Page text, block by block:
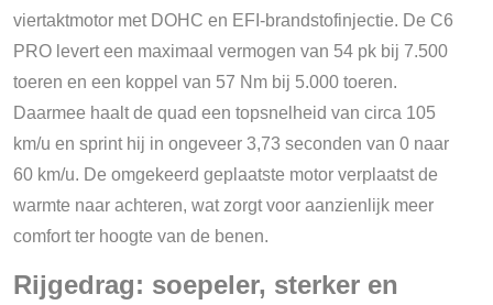
viertaktmotor met DOHC en EFI-brandstofinjectie. De C6
PRO levert een maximaal vermogen van 54 pk bij 7.500
toeren en een koppel van 57 Nm bij 5.000 toeren.
Daarmee haalt de quad een topsnelheid van circa 105
km/u en sprint hij in ongeveer 3,73 seconden van 0 naar
60 km/u. De omgekeerd geplaatste motor verplaatst de
warmte naar achteren, wat zorgt voor aanzienlijk meer
comfort ter hoogte van de benen.
Rijgedrag: soepeler, sterker en